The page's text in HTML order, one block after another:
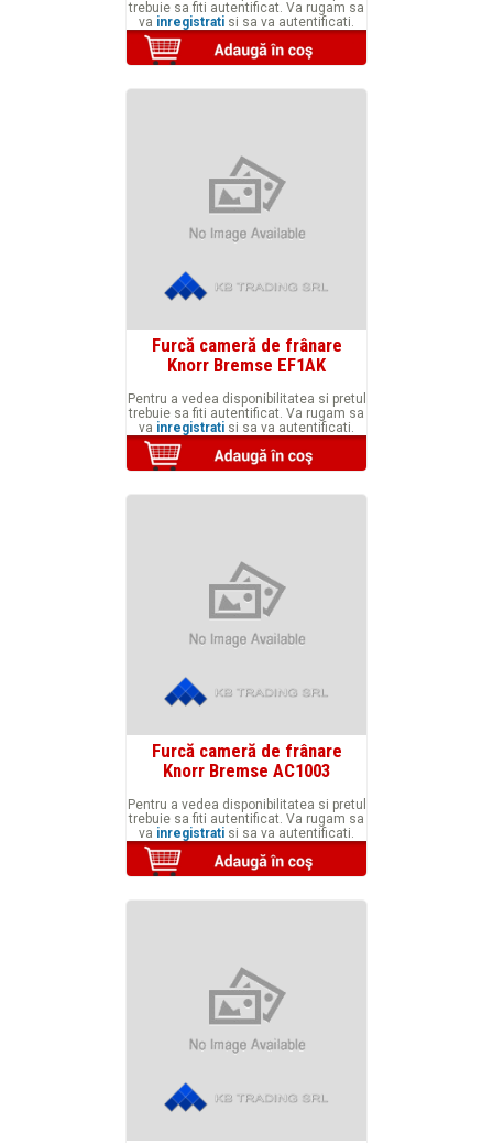
trebuie sa fiti autentificat. Va rugam sa
va inregistrati si sa va autentificati.
Furcă cameră de frânare
Knorr Bremse EF1AK
Pentru a vedea disponibilitatea si pretul
trebuie sa fiti autentificat. Va rugam sa
va inregistrati si sa va autentificati.
Furcă cameră de frânare
Knorr Bremse AC1003
Pentru a vedea disponibilitatea si pretul
trebuie sa fiti autentificat. Va rugam sa
va inregistrati si sa va autentificati.